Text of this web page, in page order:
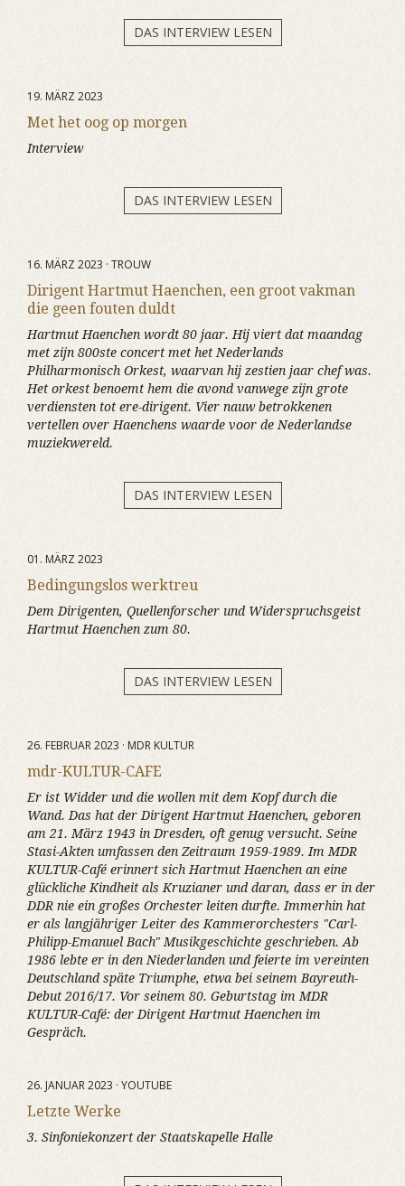
DAS INTERVIEW LESEN
19. MÄRZ 2023
Met het oog op morgen
Interview
DAS INTERVIEW LESEN
16. MÄRZ 2023 · TROUW
Dirigent Hartmut Haenchen, een groot vakman
die geen fouten duldt
Hartmut Haenchen wordt 80 jaar. Hij viert dat maandag
met zijn 800ste concert met het Nederlands
Philharmonisch Orkest, waarvan hij zestien jaar chef was.
Het orkest benoemt hem die avond vanwege zijn grote
verdiensten tot ere-dirigent. Vier nauw betrokkenen
vertellen over Haenchens waarde voor de Nederlandse
muziekwereld.
DAS INTERVIEW LESEN
01. MÄRZ 2023
Bedingungslos werktreu
Dem Dirigenten, Quellenforscher und Widerspruchsgeist
Hartmut Haenchen zum 80.
DAS INTERVIEW LESEN
26. FEBRUAR 2023 · MDR KULTUR
mdr-KULTUR-CAFE
Er ist Widder und die wollen mit dem Kopf durch die
Wand. Das hat der Dirigent Hartmut Haenchen, geboren
am 21. März 1943 in Dresden, oft genug versucht. Seine
Stasi-Akten umfassen den Zeitraum 1959-1989. Im MDR
KULTUR-Café erinnert sich Hartmut Haenchen an eine
glückliche Kindheit als Kruzianer und daran, dass er in der
DDR nie ein großes Orchester leiten durfte. Immerhin hat
er als langjähriger Leiter des Kammerorchesters "Carl-
Philipp-Emanuel Bach" Musikgeschichte geschrieben. Ab
1986 lebte er in den Niederlanden und feierte im vereinten
Deutschland späte Triumphe, etwa bei seinem Bayreuth-
Debut 2016/17. Vor seinem 80. Geburtstag im MDR
KULTUR-Café: der Dirigent Hartmut Haenchen im
Gespräch.
26. JANUAR 2023 · YOUTUBE
Letzte Werke
3. Sinfoniekonzert der Staatskapelle Halle